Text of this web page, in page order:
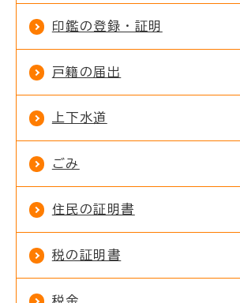
印鑑の登録・証明
戸籍の届出
上下水道
ごみ
住民の証明書
税の証明書